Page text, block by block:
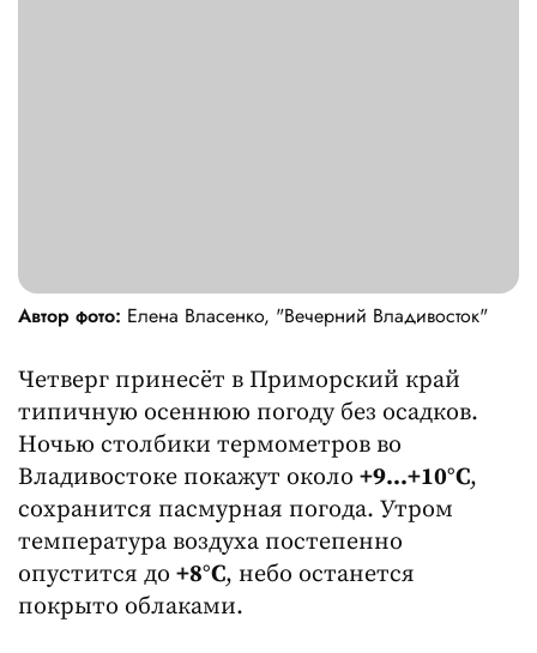
Автор фото: Елена Власенко, "Вечерний Владивосток"
Четверг принесёт в Приморский край
типичную осеннюю погоду без осадков.
Ночью столбики термометров во
Владивостоке покажут около +9...+10°C,
сохранится пасмурная погода. Утром
температура воздуха постепенно
опустится до +8°C, небо останется
покрыто облаками.